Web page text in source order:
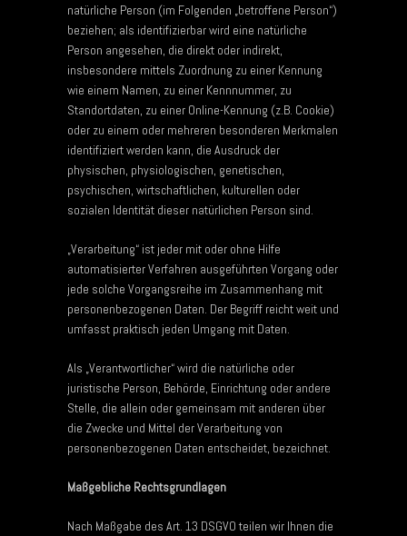
natürliche Person (im Folgenden „betroffene Person“)
beziehen; als identifizierbar wird eine natürliche
Person angesehen, die direkt oder indirekt,
insbesondere mittels Zuordnung zu einer Kennung
wie einem Namen, zu einer Kennnummer, zu
Standortdaten, zu einer Online-Kennung (z.B. Cookie)
oder zu einem oder mehreren besonderen Merkmalen
identifiziert werden kann, die Ausdruck der
physischen, physiologischen, genetischen,
psychischen, wirtschaftlichen, kulturellen oder
sozialen Identität dieser natürlichen Person sind.
„Verarbeitung“ ist jeder mit oder ohne Hilfe
automatisierter Verfahren ausgeführten Vorgang oder
jede solche Vorgangsreihe im Zusammenhang mit
personenbezogenen Daten. Der Begriff reicht weit und
umfasst praktisch jeden Umgang mit Daten.
Als „Verantwortlicher“ wird die natürliche oder
juristische Person, Behörde, Einrichtung oder andere
Stelle, die allein oder gemeinsam mit anderen über
die Zwecke und Mittel der Verarbeitung von
personenbezogenen Daten entscheidet, bezeichnet.
Maßgebliche Rechtsgrundlagen
Nach Maßgabe des Art. 13 DSGVO teilen wir Ihnen die